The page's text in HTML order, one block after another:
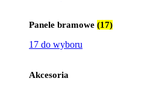
Panele bramowe (17)
17 do wyboru
Akcesoria